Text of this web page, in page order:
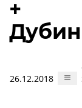
+
26.12.2018